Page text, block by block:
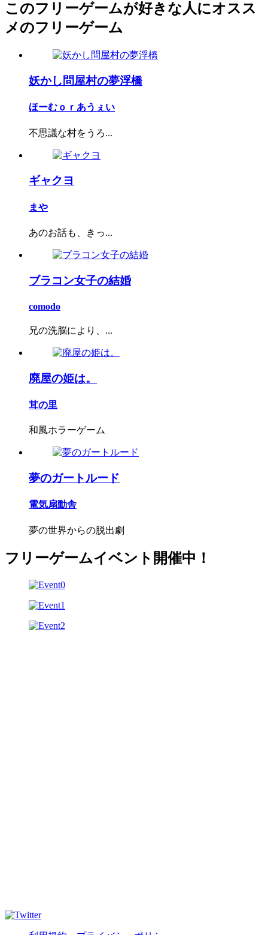
このフリーゲームが好きな人にオスス
メのフリーゲーム
妖かし問屋村の夢浮橋
ほーむｏｒあうぇい
不思議な村をうろ...
ギャクヨ
まや
あのお話も、きっ...
ブラコン女子の結婚
comodo
兄の洗脳により、...
廃屋の姫は。
茸の里
和風ホラーゲーム
夢のガートルード
電気扇動舎
夢の世界からの脱出劇
フリーゲームイベント開催中！